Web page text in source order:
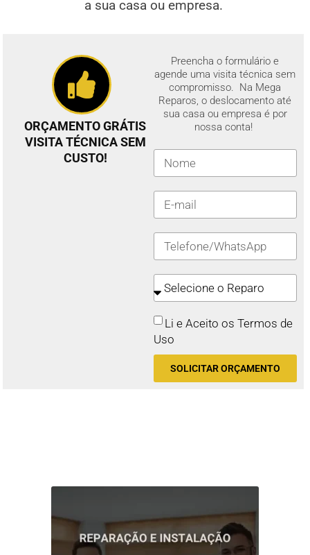
a sua casa ou empresa.
ORÇAMENTO GRÁTIS
VISITA TÉCNICA SEM
CUSTO!
Preencha o formulário e
agende uma visita técnica sem
compromisso. Na Mega
Reparos, o deslocamento até
sua casa ou empresa é por
nossa conta!
Li e Aceito os Termos de
Uso
SOLICITAR ORÇAMENTO